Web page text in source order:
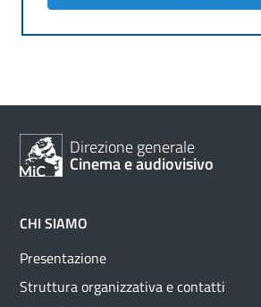
Direzione generale
Cinema e audiovisivo
CHI SIAMO
Presentazione
Struttura organizzativa e contatti